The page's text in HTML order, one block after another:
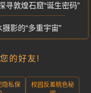
寻敦煌石窟“诞生密码”
影的“多重宇宙”
的好友!
隐私保
校园反差桃色秘